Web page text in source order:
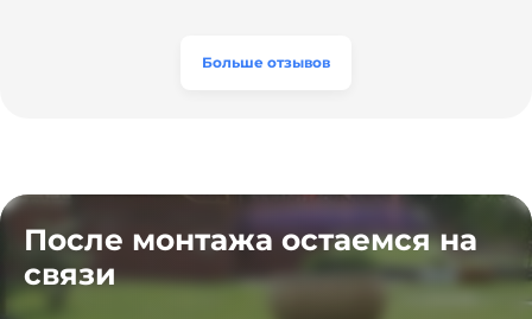
эту компанию всем, кто ищет надёжных
Больше отзывов
После монтажа остаемся на
связи